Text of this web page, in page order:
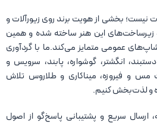
نیست؛ بخشی از هویت برند روی زیورآلات و
زیرساخت‌های این هنر ساخته شده و همین
عمومی متمایز می‌کند.ما با گردآوری
انگشتر، گوشواره، پابند، سرویس و
و فیروزه، میناکاری و طلاروس تلاش
و لذت‌بخش کنیم.
سریع و پشتیبانی پاسخ‌گو از اصول